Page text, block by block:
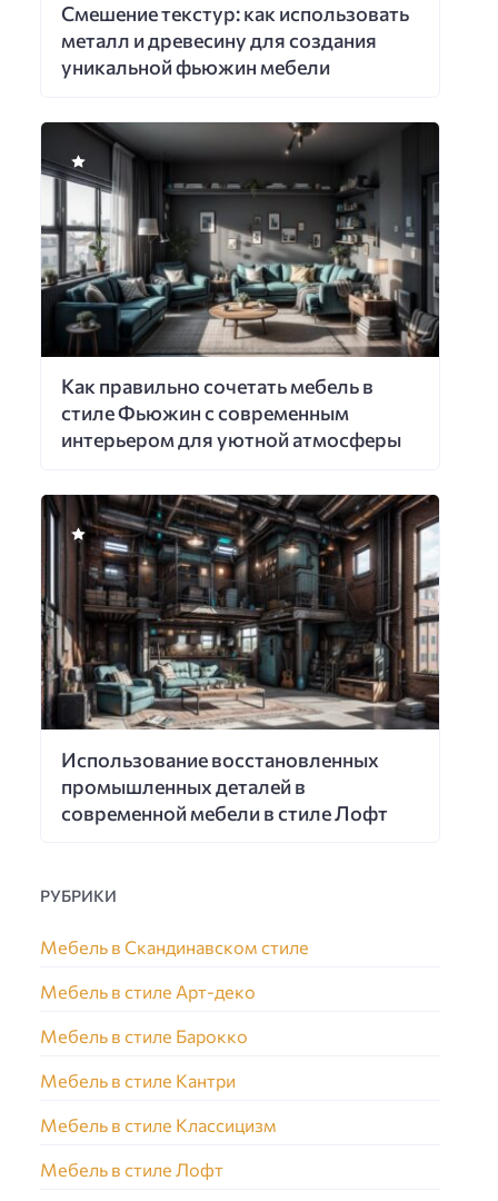
Смешение текстур: как использовать
металл и древесину для создания
уникальной фьюжин мебели
Как правильно сочетать мебель в
стиле Фьюжин с современным
интерьером для уютной атмосферы
Использование восстановленных
промышленных деталей в
современной мебели в стиле Лофт
РУБРИКИ
Мебель в Скандинавском стиле
Мебель в стиле Арт-деко
Мебель в стиле Барокко
Мебель в стиле Кантри
Мебель в стиле Классицизм
Мебель в стиле Лофт